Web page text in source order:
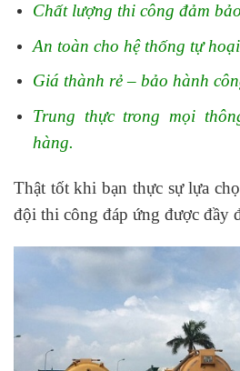
Chất lượng thi công đảm
An toàn cho hệ thống tự
Giá thành rẻ – bảo hành
Trung thực trong mọi
hàng.
Thật tốt khi bạn thực sự lựa
đội thi công đáp ứng được đầy